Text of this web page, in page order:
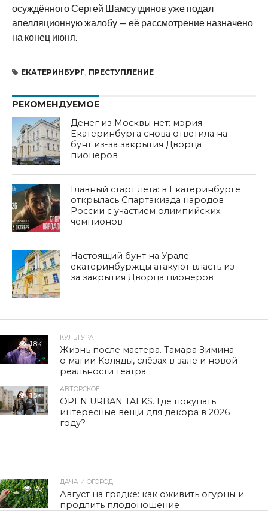
осуждённого Сергей Шамсутдинов уже подал
апелляционную жалобу — её рассмотрение назначено
на конец июня.
ЕКАТЕРИНБУРГ ПРЕСТУПЛЕНИЕ
РЕКОМЕНДУЕМОЕ
Денег из Москвы нет: мэрия
Екатеринбурга снова ответила на
бунт из-за закрытия Дворца
пионеров
Главный старт лета: в Екатеринбурге
открылась Спартакиада народов
России с участием олимпийских
чемпионов
Настоящий бунт на Урале:
екатеринбуржцы атакуют власть из-
за закрытия Дворца пионеров
1.8K
КУЛЬТУРА
Жизнь после мастера. Тамара Зимина —
о магии Коляды, слёзах в зале и новой
реальности театра
1.5K
АВТОРСКОЕ
OPEN URBAN TALKS. Где покупать
интересные вещи для декора в 2026
году?
36
ДАЧА И ОГОРОД
Август на грядке: как оживить огурцы и
продлить плодоношение